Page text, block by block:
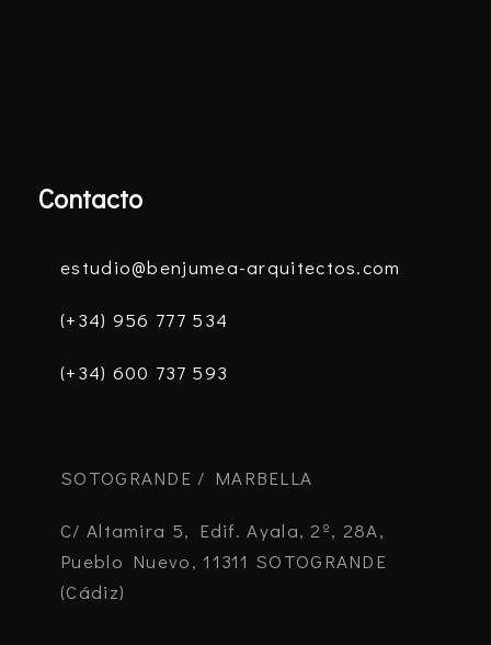
Contacto
estudio@benjumea-arquitectos.com
(+34) 956 777 534
(+34) 600 737 593
SOTOGRANDE / MARBELLA
C/ Altamira 5, Edif. Ayala, 2º, 28A,
Pueblo Nuevo, 11311 SOTOGRANDE
(Cádiz)